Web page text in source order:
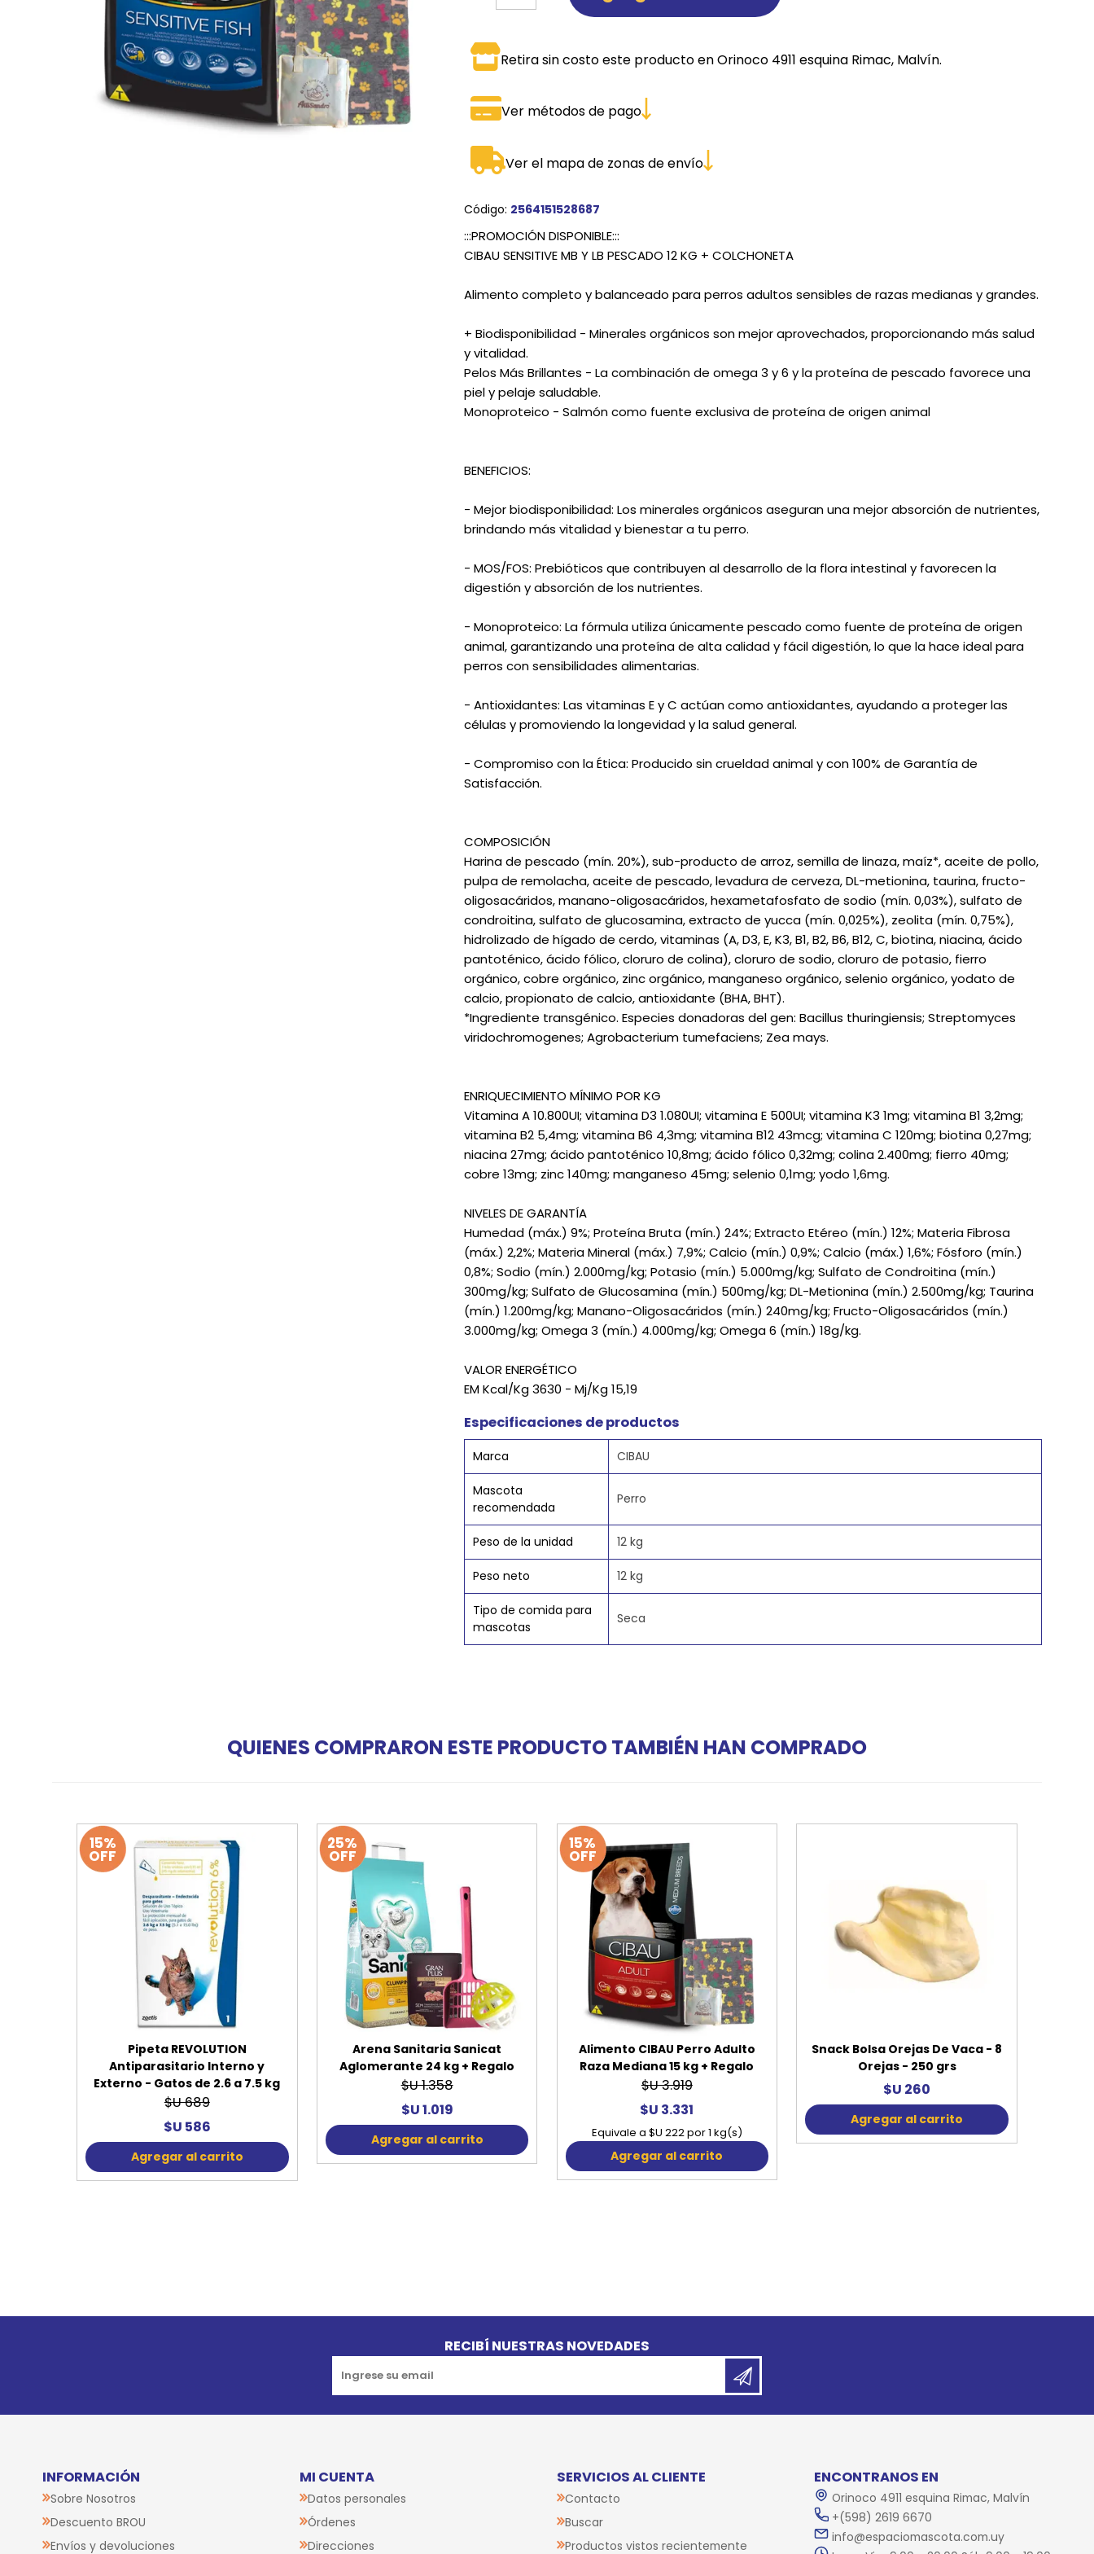
JUGUETES
COMEDEROS Y BEBEDEROS
ROPA
TRANSPORTADORAS
CAMAS THREE DOGS
Ver todas
Retira sin costo este producto en Orinoco 4911 esquina Rimac, Malvín.
Ver métodos de pago
Ver el mapa de zonas de envío
Código: 2564151528687
:::PROMOCIÓN DISPONIBLE:::
CIBAU SENSITIVE MB Y LB PESCADO 12 KG + COLCHONETA
Alimento completo y balanceado para perros adultos sensibles de razas medianas y grandes.
+ Biodisponibilidad - Minerales orgánicos son mejor aprovechados, proporcionando más salud
y vitalidad.
Pelos Más Brillantes - La combinación de omega 3 y 6 y la proteína de pescado favorece una
piel y pelaje saludable.
Monoproteico - Salmón como fuente exclusiva de proteína de origen animal
BENEFICIOS:
- Mejor biodisponibilidad: Los minerales orgánicos aseguran una mejor absorción de nutrientes,
brindando más vitalidad y bienestar a tu perro.
- MOS/FOS: Prebióticos que contribuyen al desarrollo de la flora intestinal y favorecen la
digestión y absorción de los nutrientes.
- Monoproteico: La fórmula utiliza únicamente pescado como fuente de proteína de origen
animal, garantizando una proteína de alta calidad y fácil digestión, lo que la hace ideal para
perros con sensibilidades alimentarias.
- Antioxidantes: Las vitaminas E y C actúan como antioxidantes, ayudando a proteger las
células y promoviendo la longevidad y la salud general.
- Compromiso con la Ética: Producido sin crueldad animal y con 100% de Garantía de
Satisfacción.
COMPOSICIÓN
Harina de pescado (mín. 20%), sub-producto de arroz, semilla de linaza, maíz*, aceite de pollo,
pulpa de remolacha, aceite de pescado, levadura de cerveza, DL-metionina, taurina, fructo-
oligosacáridos, manano-oligosacáridos, hexametafosfato de sodio (mín. 0,03%), sulfato de
condroitina, sulfato de glucosamina, extracto de yucca (mín. 0,025%), zeolita (mín. 0,75%),
hidrolizado de hígado de cerdo, vitaminas (A, D3, E, K3, B1, B2, B6, B12, C, biotina, niacina, ácido
pantoténico, ácido fólico, cloruro de colina), cloruro de sodio, cloruro de potasio, fierro
orgánico, cobre orgánico, zinc orgánico, manganeso orgánico, selenio orgánico, yodato de
calcio, propionato de calcio, antioxidante (BHA, BHT).
*Ingrediente transgénico. Especies donadoras del gen: Bacillus thuringiensis; Streptomyces
viridochromogenes; Agrobacterium tumefaciens; Zea mays.
ENRIQUECIMIENTO MÍNIMO POR KG
Vitamina A 10.800UI; vitamina D3 1.080UI; vitamina E 500UI; vitamina K3 1mg; vitamina B1 3,2mg;
vitamina B2 5,4mg; vitamina B6 4,3mg; vitamina B12 43mcg; vitamina C 120mg; biotina 0,27mg;
niacina 27mg; ácido pantoténico 10,8mg; ácido fólico 0,32mg; colina 2.400mg; fierro 40mg;
cobre 13mg; zinc 140mg; manganeso 45mg; selenio 0,1mg; yodo 1,6mg.
NIVELES DE GARANTÍA
Humedad (máx.) 9%; Proteína Bruta (mín.) 24%; Extracto Etéreo (mín.) 12%; Materia Fibrosa
(máx.) 2,2%; Materia Mineral (máx.) 7,9%; Calcio (mín.) 0,9%; Calcio (máx.) 1,6%; Fósforo (mín.)
0,8%; Sodio (mín.) 2.000mg/kg; Potasio (mín.) 5.000mg/kg; Sulfato de Condroitina (mín.)
300mg/kg; Sulfato de Glucosamina (mín.) 500mg/kg; DL-Metionina (mín.) 2.500mg/kg; Taurina
(mín.) 1.200mg/kg; Manano-Oligosacáridos (mín.) 240mg/kg; Fructo-Oligosacáridos (mín.)
3.000mg/kg; Omega 3 (mín.) 4.000mg/kg; Omega 6 (mín.) 18g/kg.
VALOR ENERGÉTICO
EM Kcal/Kg 3630 - Mj/Kg 15,19
Especificaciones de productos
Marca CIBAU
Mascota
recomendada
Perro
Peso de la unidad 12 kg
Peso neto 12 kg
Tipo de comida para
mascotas
Seca
QUIENES COMPRARON ESTE PRODUCTO TAMBIÉN HAN COMPRADO
15%
OFF
Pipeta REVOLUTION
Antiparasitario Interno y
Externo - Gatos de 2.6 a 7.5 kg
$U 689
$U 586
Agregar al carrito
25%
OFF
Arena Sanitaria Sanicat
Aglomerante 24 kg + Regalo
$U 1.358
$U 1.019
Agregar al carrito
15%
OFF
Alimento CIBAU Perro Adulto
Raza Mediana 15 kg + Regalo
$U 3.919
$U 3.331
Equivale a $U 222 por 1 kg(s)
Agregar al carrito
Snack Bolsa Orejas De Vaca - 8
Orejas - 250 grs
$U 260
Agregar al carrito
RECIBÍ NUESTRAS NOVEDADES
INFORMACIÓN
Sobre Nosotros
Descuento BROU
Envíos y devoluciones
MI CUENTA
Datos personales
Órdenes
Direcciones
SERVICIOS AL CLIENTE
Contacto
Buscar
Productos vistos recientemente
ENCONTRANOS EN
Orinoco 4911 esquina Rimac, Malvín
+(598) 2619 6670
info@espaciomascota.com.uy